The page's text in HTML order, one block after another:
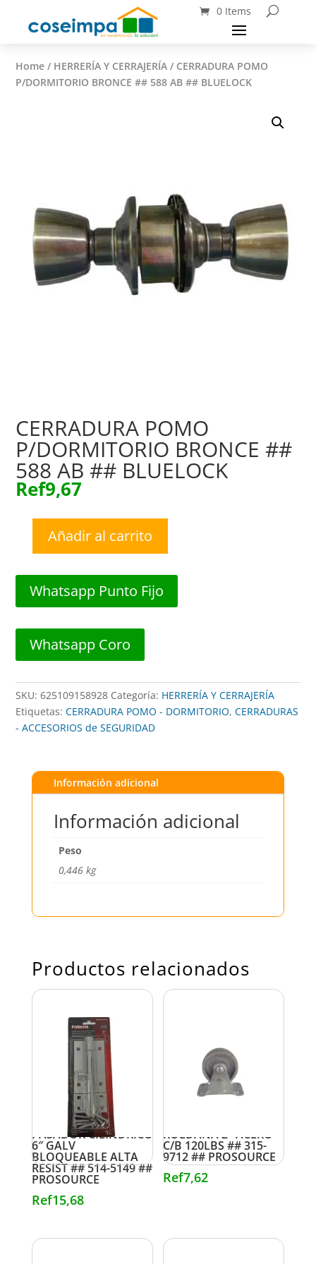
0 Items
Home / HERRERÍA Y CERRAJERÍA / CERRADURA POMO
P/DORMITORIO BRONCE ## 588 AB ## BLUELOCK
CERRADURA POMO
P/DORMITORIO BRONCE ##
588 AB ## BLUELOCK
Ref9,67
CERRADURA
P/DORMITORIO
BRONCE
##
##
cantidad
Añadir al carrito
Whatsapp Punto Fijo
Whatsapp Coro
SKU:625109158928 Categoría: HERRERÍA Y CERRAJERÍA
Etiquetas:CERRADURA POMO - DORMITORIO,CERRADURAS
- ACCESORIOS de SEGURIDAD
Información adicional
Información adicional
Peso
0,446 kg
Productos relacionados
PASADOR CILINDRICO
6″ GALV
BLOQUEABLE ALTA
RESIST ## 514-5149 ##
PROSOURCE
Ref15,68
ROLDANA 2″ ACERO
C/B 120LBS ## 315-
9712 ## PROSOURCE
Ref7,62